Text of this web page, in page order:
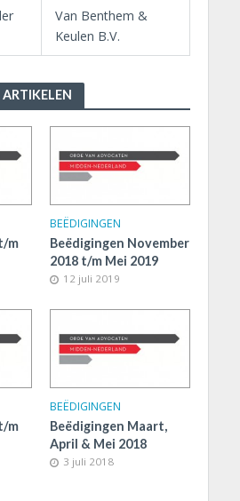
Van Benthem &
Keulen B.V.
ARTIKELEN
m
BEËDIGINGEN
Beëdigingen November
2018 t/m Mei 2019
12 juli 2019
m
BEËDIGINGEN
Beëdigingen Maart,
April & Mei 2018
3 juli 2018